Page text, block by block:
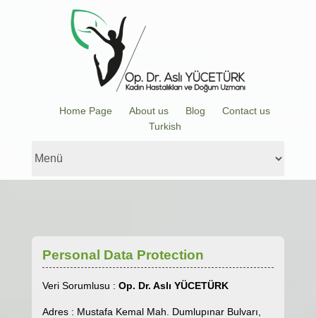
Home Page About us Blog
Contact us
Turkish
Personal Data Protection
Veri Sorumlusu : Op. Dr. Aslı YÜCETÜRK
Adres : Mustafa Kemal Mah. Dumlupınar Bulvarı,